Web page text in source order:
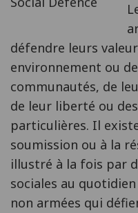
défendre leurs
environnement ou
communautés, de
de leur liberté ou
particulières. Il
soumission ou à la
illustré à la fois par
sociales au
non armées qui